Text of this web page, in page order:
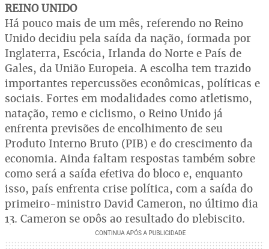
REINO UNIDO
Há pouco mais de um mês, referendo no Reino
Unido decidiu pela saída da nação, formada por
Inglaterra, Escócia, Irlanda do Norte e País de
Gales, da União Europeia. A escolha tem trazido
importantes repercussões econômicas, políticas e
sociais. Fortes em modalidades como atletismo,
natação, remo e ciclismo, o Reino Unido já
enfrenta previsões de encolhimento de seu
Produto Interno Bruto (PIB) e do crescimento da
economia. Ainda faltam respostas também sobre
como será a saída efetiva do bloco e, enquanto
isso, país enfrenta crise política, com a saída do
primeiro-ministro David Cameron, no último dia
13. Cameron se opôs ao resultado do plebiscito.